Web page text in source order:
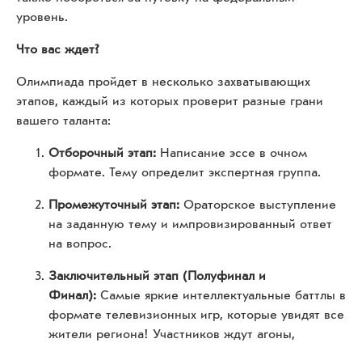
уровень.
Что вас ждет?
Олимпиада пройдет в несколько захватывающих
этапов, каждый из которых проверит разные грани
вашего таланта:
Отборочный этап: Написание эссе в очном
формате. Тему определит экспертная группа.
Промежуточный этап: Ораторское выступление
на заданную тему и импровизированный ответ
на вопрос.
Заключительный этап (Полуфинал и
Финал): Самые яркие интеллектуальные баттлы в
формате телевизионных игр, которые увидят все
жители региона! Участников ждут агоны,